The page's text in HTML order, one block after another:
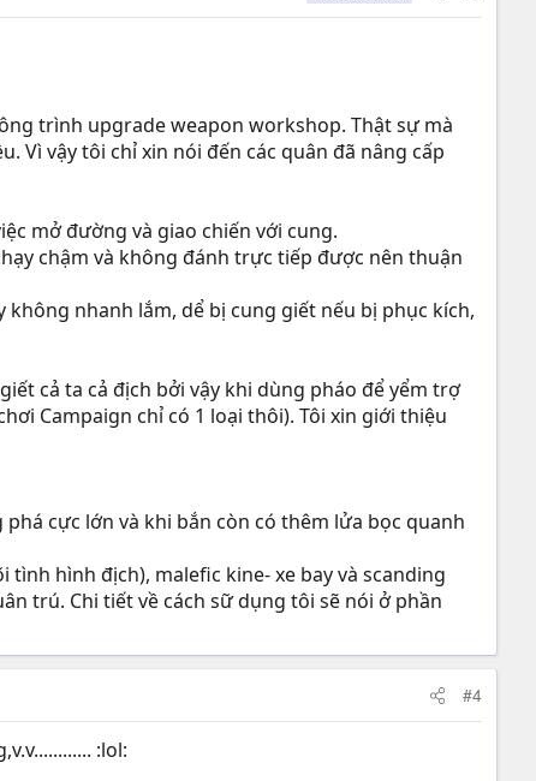
trình upgrade weapon workshop. Thật sự mà
Vì vậy tôi chỉ xin nói đến các quân đã nâng cấp
mở đường và giao chiến với cung.
chậm và không đánh trực tiếp được nên thuận
nhanh lắm, dể bị cung giết nếu bị phục kích,
cả ta cả địch bởi vậy khi dùng pháo để yểm trợ
Campaign chỉ có 1 loại thôi). Tôi xin giới thiệu
cực lớn và khi bắn còn có thêm lửa bọc quanh
hình địch), malefic kine- xe bay và scanding
trú. Chi tiết về cách sữ dụng tôi sẽ nói ở phần
#4
:lol: